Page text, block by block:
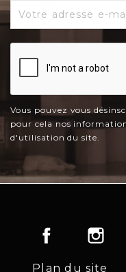
Vous pouvez vous
pour cela nos
d'utilisation du site.
Facebook
Plan du site